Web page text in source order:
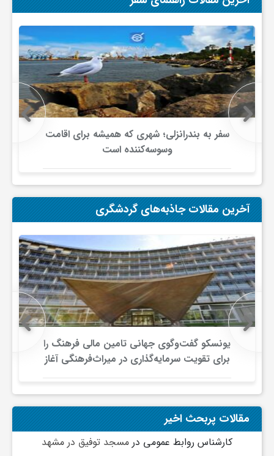
سفر به بندرانزلی؛ شهری که همیشه برای اقامت
وسوسه‌کننده است
آخرین مقالات جاذبه‌های گردشگری
یونسکو گفت‌وگوی جهانی تامین مالی فرهنگ را
برای تقویت سرمایه‌گذاری در میراث‌فرهنگی آغاز
کرد/ طراحی نظام نوین برای صنایع خلاق
مقالات پربحث اخیر
کارشناس روابط عمومی در مسجد توفیق در مشهد